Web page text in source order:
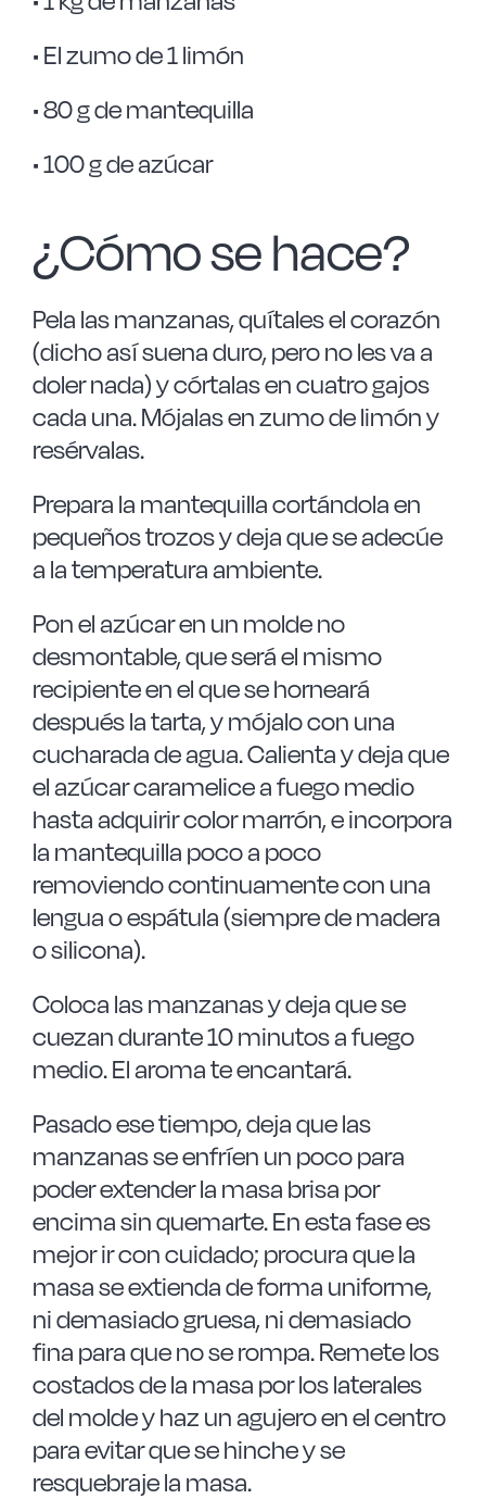
• El zumo de 1 limón
• 80 g de mantequilla
• 100 g de azúcar
¿Cómo se hace?
Pela las manzanas, quítales el corazón
(dicho así suena duro, pero no les va a
doler nada) y córtalas en cuatro gajos
cada una. Mójalas en zumo de limón y
resérvalas.
Prepara la mantequilla cortándola en
pequeños trozos y deja que se adecúe
a la temperatura ambiente.
Pon el azúcar en un molde no
desmontable, que será el mismo
recipiente en el que se horneará
después la tarta, y mójalo con una
cucharada de agua. Calienta y deja que
el azúcar caramelice a fuego medio
hasta adquirir color marrón, e incorpora
la mantequilla poco a poco
removiendo continuamente con una
lengua o espátula (siempre de madera
o silicona).
Coloca las manzanas y deja que se
cuezan durante 10 minutos a fuego
medio. El aroma te encantará.
Pasado ese tiempo, deja que las
manzanas se enfríen un poco para
poder extender la masa brisa por
encima sin quemarte. En esta fase es
mejor ir con cuidado; procura que la
masa se extienda de forma uniforme,
ni demasiado gruesa, ni demasiado
fina para que no se rompa. Remete los
costados de la masa por los laterales
del molde y haz un agujero en el centro
para evitar que se hinche y se
resquebraje la masa.